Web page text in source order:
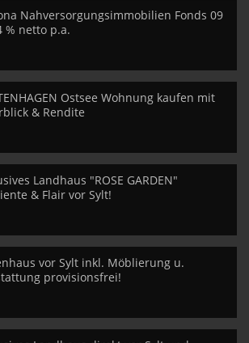
Nahversorgungsimmobilien Fonds 09
% netto p.a.
Ostsee Wohnung kaufen mit
& Rendite
Landhaus "ROSE GARDEN"
& Flair vor Sylt!
vor Sylt inkl. Möblierung u.
provisionsfrei!